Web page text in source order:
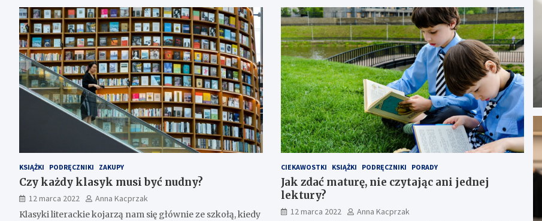
KSIĄŻKI PODRĘCZNIKI ZAKUPY
Czy każdy klasyk musi być nudny?
12 marca 2022
Anna Kacprzak
Klasyki literackie kojarzą nam się głównie ze szkołą, kiedy
CIEKAWOSTKI KSIĄŻKI PODRĘCZNIKI PORADY
Jak zdać maturę, nie czytając ani jednej
lektury?
12 marca 2022
Anna Kacprzak